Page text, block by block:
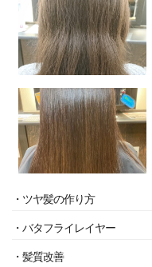
・ツヤ髪の作り方
・バタフライレイヤー
・髪質改善